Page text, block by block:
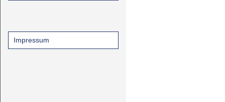
Impressum